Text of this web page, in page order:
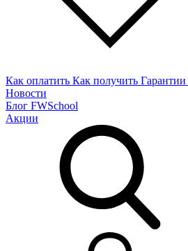
Как оплатить Как получить Гарантии
Новости
Блог FWSchool
Акции